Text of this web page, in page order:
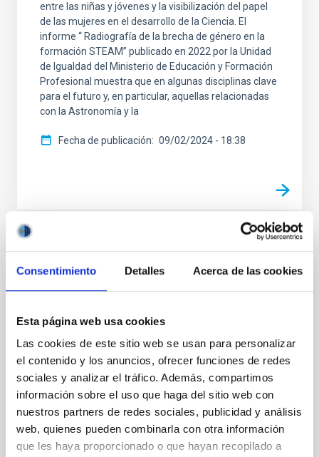
Consentimiento Detalles Acerca de las cookies
Esta página web usa cookies
Las cookies de este sitio web se usan para personalizar
el contenido y los anuncios, ofrecer funciones de redes
sociales y analizar el tráfico. Además, compartimos
información sobre el uso que haga del sitio web con
nuestros partners de redes sociales, publicidad y análisis
web, quienes pueden combinarla con otra información
que les haya proporcionado o que hayan recopilado a
entre las niñas y jóvenes y la visibilización del papel
de las mujeres en el desarrollo de la Ciencia. El
informe “ Radiografía de la brecha de género en la
formación STEAM” publicado en 2022 por la Unidad
de Igualdad del Ministerio de Educación y Formación
Profesional muestra que en algunas disciplinas clave
para el futuro y, en particular, aquellas relacionadas
con la Astronomía y la
Fecha de publicación 09/02/2024 - 18:38
FOTONOTICIA
Charla pública: La Vía Láctea y sus
impactos con otras galaxias
El Museo de la Ciencia y el Cosmos acogerá mañana,
abierta y gratuita llamada “La Vía Láctea y sus
encuentros con otras galaxias”. Será impartida en
castellano por Teresa Antoja, astrofísica e
investigadora Ramón y Cajal en el Instituto de las
Ciencias del Cosmos en la Universidad de Barcelona
(ICCUB). El ámbito de los encuentros entre galaxias
ha ido ganando importancia con el paso de los años.
La Agencia Espacial Europea puso en marcha hace